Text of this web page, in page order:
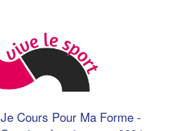
Je Cours Pour Ma Forme -